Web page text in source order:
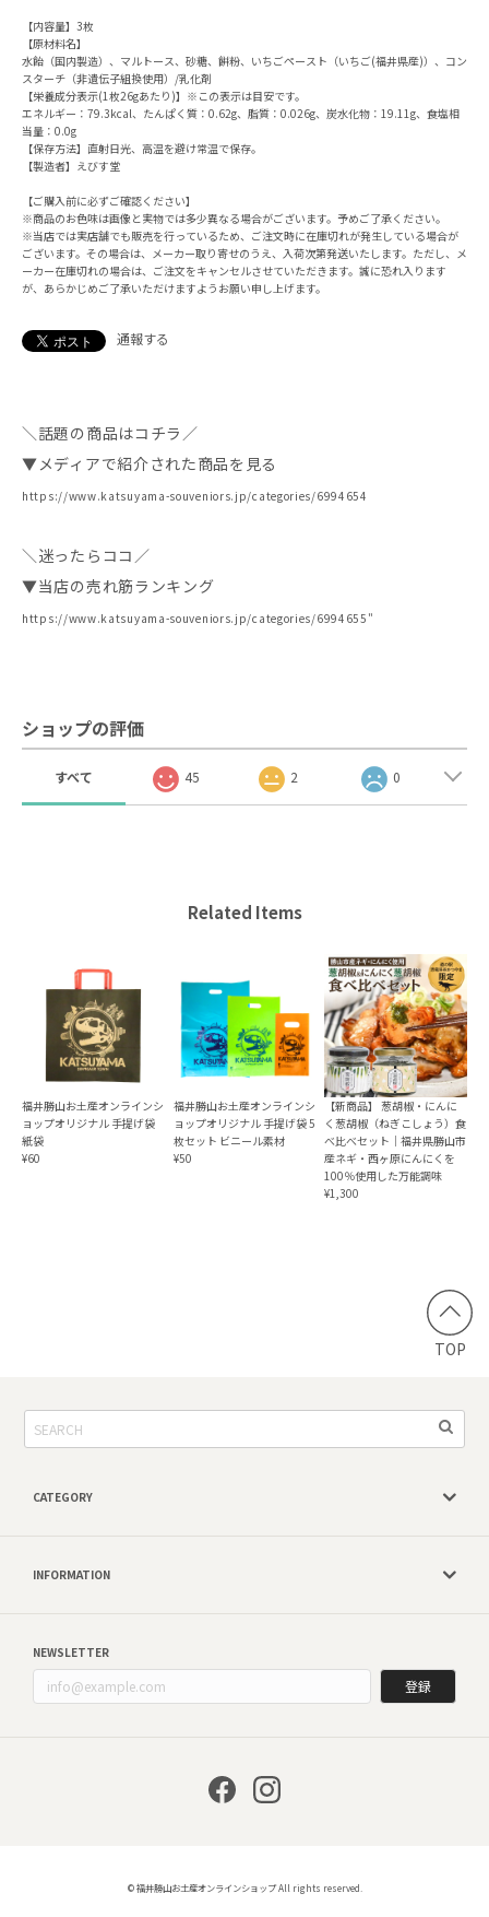
【内容量】3枚
【原材料名】
水飴（国内製造）、マルトース、砂糖、餅粉、いちごペースト（いちご(福井県産)）、コン
スターチ（非遺伝子組換使用）/乳化剤
【栄養成分表示(1枚26gあたり)】※この表示は目安です。
エネルギー：79.3kcal、たんぱく質：0.62g、脂質：0.026g、炭水化物：19.11g、食塩相
当量：0.0g
【保存方法】直射日光、高温を避け常温で保存。
【製造者】えびす堂
【ご購入前に必ずご確認ください】
※商品のお色味は画像と実物では多少異なる場合がございます。予めご了承ください。
※当店では実店舗でも販売を行っているため、ご注文時に在庫切れが発生している場合が
ございます。その場合は、メーカー取り寄せのうえ、入荷次第発送いたします。ただし、メ
ーカー在庫切れの場合は、ご注文をキャンセルさせていただきます。誠に恐れ入ります
が、あらかじめご了承いただけますようお願い申し上げます。
通報する
＼話題の商品はコチラ／
▼メディアで紹介された商品を見る
https://www.katsuyama-souveniors.jp/categories/6994654
＼迷ったらココ／
▼当店の売れ筋ランキング
https://www.katsuyama-souveniors.jp/categories/6994655"
ショップの評価
すべて 45 2 0
Related Items
福井勝山お土産オンラインシ
ョップオリジナル 手提げ袋
紙袋
¥60
福井勝山お土産オンラインシ
ョップオリジナル 手提げ袋 5
枚セット ビニール素材
¥50
【新商品】 葱胡椒・にんに
く葱胡椒（ねぎこしょう）食
べ比べセット｜福井県勝山市
産ネギ・西ヶ原にんにくを
100％使用した万能調味
¥1,300
TOP
CATEGORY
INFORMATION
NEWSLETTER
登録
© 福井勝山お土産オンラインショップ All rights reserved.